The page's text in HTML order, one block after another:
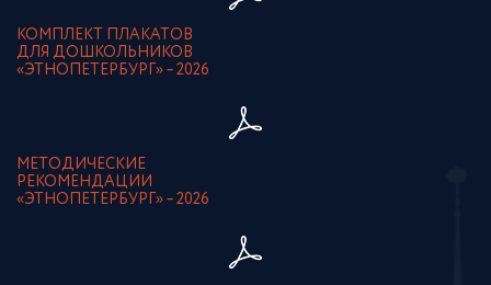
КОМПЛЕКТ ПЛАКАТОВ
ДЛЯ ДОШКОЛЬНИКОВ
«ЭТНОПЕТЕРБУРГ» – 2026
МЕТОДИЧЕСКИЕ
РЕКОМЕНДАЦИИ
«ЭТНОПЕТЕРБУРГ» – 2026